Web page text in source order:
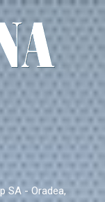
SA - Oradea,